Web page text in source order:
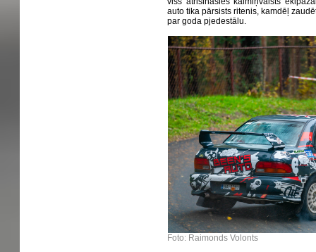
auto tika pārsists ritenis, kamdēļ
par goda pjedestālu.
Foto: Raimonds Volonts